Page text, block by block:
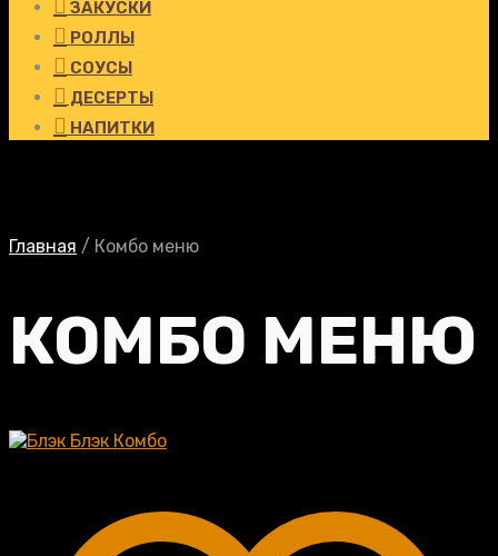
ЗАКУСКИ
РОЛЛЫ
СОУСЫ
ДЕСЕРТЫ
НАПИТКИ
Главная / Комбо меню
КОМБО МЕНЮ